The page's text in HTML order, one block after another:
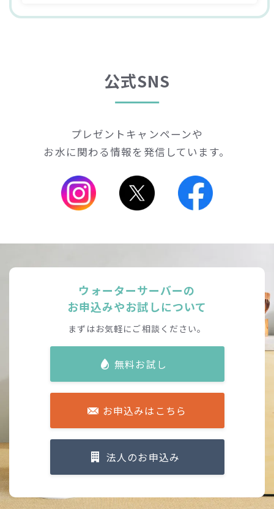
公式SNS
プレゼントキャンペーンや
お水に関わる情報を発信しています。
ウォーターサーバーの
お申込みやお試しについて
まずはお気軽にご相談ください。
無料お試し
お申込みはこちら
法人のお申込み